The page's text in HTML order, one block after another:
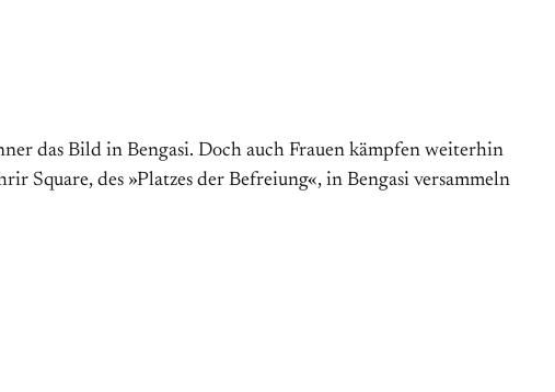
das Bild in Bengasi. Doch auch Frauen kämpfen weiterhin
Square, des »Platzes der Befreiung«, in Bengasi versammeln